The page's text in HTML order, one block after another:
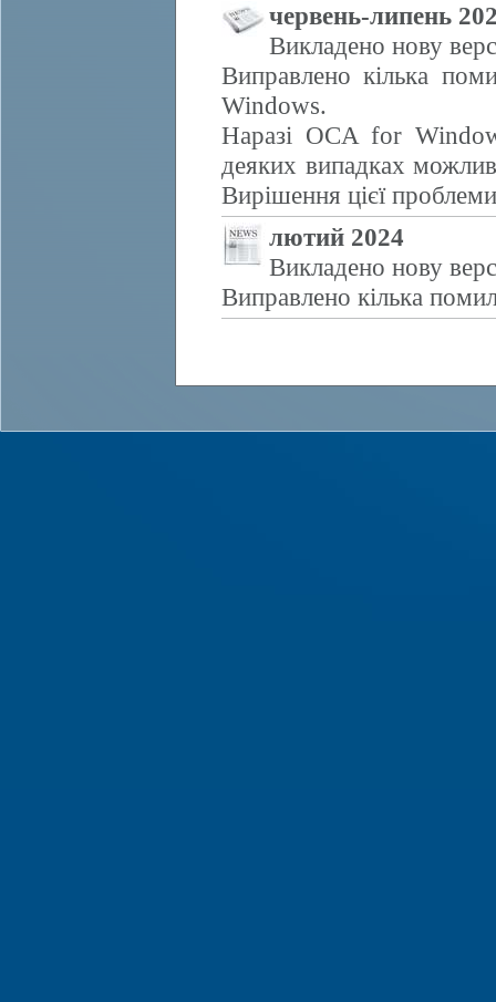
червень-липень
Викладено нову
Виправлено кілька
Windows.
Наразі OCA for
деяких випадках
Вирішення цієї
лютий 2024
Викладено нову
Виправлено кілька